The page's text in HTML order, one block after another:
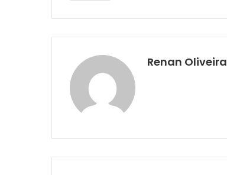
Renan Oliveira